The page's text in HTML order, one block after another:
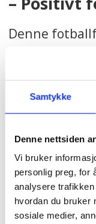
Samtykke
Denne nettsiden
Vi bruker
personlig preg, for
analysere
hvordan du bruker
sosiale medier,
Denne
– De aller
bør ha rom
godta at
ikke går